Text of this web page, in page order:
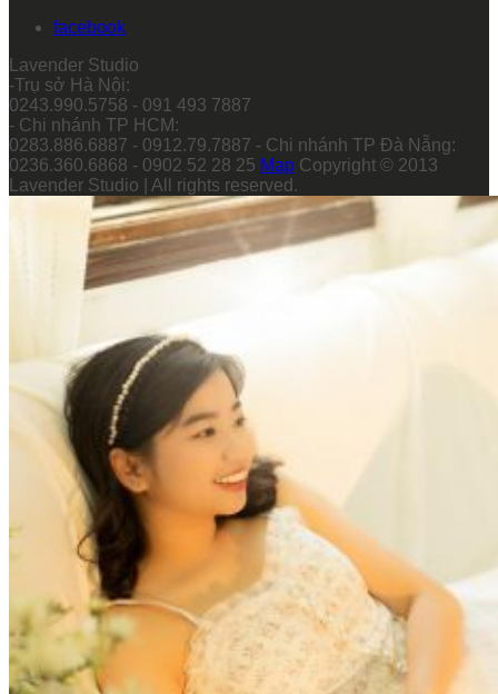
facebook
Lavender Studio
-Trụ sở Hà Nội:
0243.990.5758 - 091 493 7887
- Chi nhánh TP HCM:
0283.886.6887 - 0912.79.7887 - Chi nhánh TP Đà Nẵng:
0236.360.6868 - 0902 52 28 25 Map Copyright © 2013
Lavender Studio | All rights reserved.